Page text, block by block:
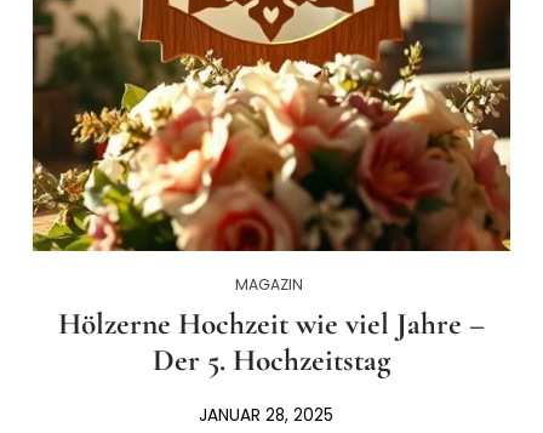
MAGAZIN
Hölzerne Hochzeit wie viel Jahre –
Der 5. Hochzeitstag
JANUAR 28, 2025